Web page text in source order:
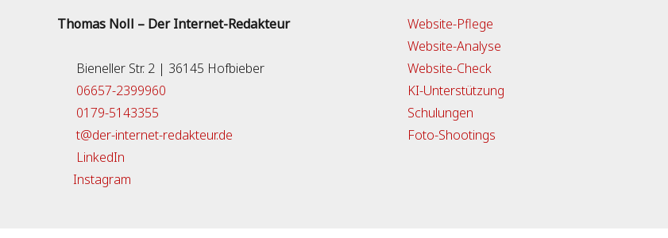
Thomas Noll – Der Internet-Redakteur
Bieneller Str. 2 | 36145 Hofbieber
06657-2399960
0179-5143355
t@der-internet-redakteur.de
LinkedIn
Instagram
Website-Pflege
Website-Analyse
Website-Check
KI-Unterstützung
Schulungen
Foto-Shootings